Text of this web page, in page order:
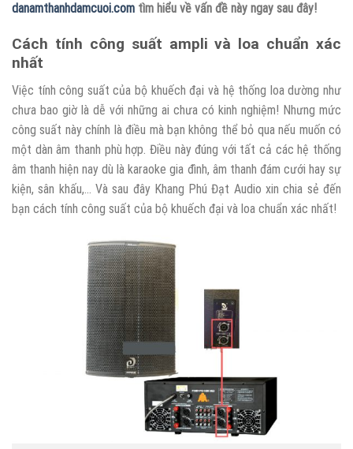
danamthanhdamcuoi.com tìm hiểu về vấn đề này ngay sau đây!
Cách tính công suất ampli và loa chuẩn xác
nhất
Việc tính công suất của bộ khuếch đại và hệ thống loa dường như
chưa bao giờ là dễ với những ai chưa có kinh nghiệm! Nhưng mức
công suất này chính là điều mà bạn không thể bỏ qua nếu muốn có
một dàn âm thanh phù hợp. Điều này đúng với tất cả các hệ thống
âm thanh hiện nay dù là karaoke gia đình, âm thanh đám cưới hay sự
kiện, sân khấu,… Và sau đây Khang Phú Đạt Audio xin chia sẻ đến
bạn cách tính công suất của bộ khuếch đại và loa chuẩn xác nhất!